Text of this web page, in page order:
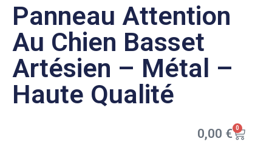
Panneau Attention
Au Chien Basset
Artésien – Métal –
Haute Qualité
0,00 € 0